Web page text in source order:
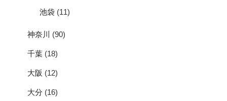
池袋 (11)
神奈川 (90)
千葉 (18)
大阪 (12)
大分 (16)